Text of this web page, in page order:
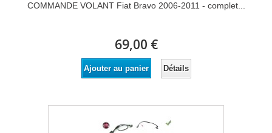
COMMANDE VOLANT Fiat Bravo 2006-2011 - complet...
69,00 €
Ajouter au panier Détails